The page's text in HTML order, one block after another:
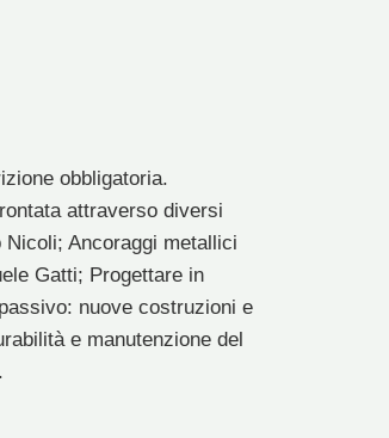
obbligatoria.
attraverso diversi
Ancoraggi metallici
Gatti; Progettare in
nuove costruzioni e
e manutenzione del